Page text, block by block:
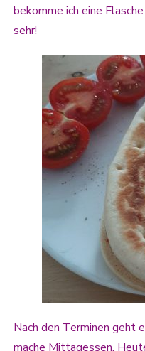
bekomme ich eine
sehr!
Nach den Terminen geht
mache Mittagessen.